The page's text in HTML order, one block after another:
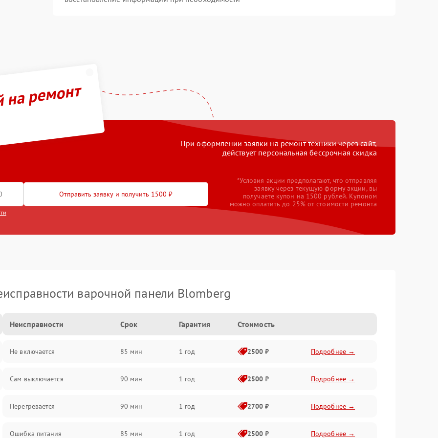
ремонт
При оформлении заявки на ремонт техники через сайт,
действует персональная бессрочная скидка
Отправить заявку и получить 1500 ₽
*Условия акции предполагают, что отправляя
заявку через текущую форму акции, вы
получаете купон на 1500 рублей. Купоном
можно оплатить до 25% от стоимости ремонта
варочной панели Blomberg
Неисправности Срок Гарантия Стоимость
Не включается 85 мин 1 год 2500 ₽ Подробнее →
Сам выключается 90 мин 1 год 2500 ₽ Подробнее →
Перегревается 90 мин 1 год 2700 ₽ Подробнее →
Ошибка питания 85 мин 1 год 2500 ₽ Подробнее →